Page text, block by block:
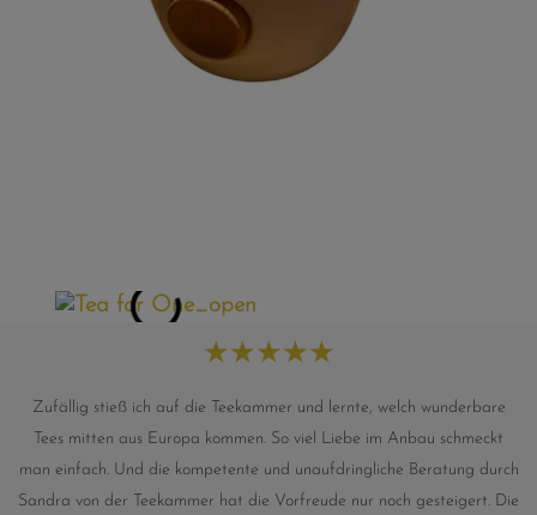
★★★★★
Zufällig stieß ich auf die Teekammer und lernte, welch wunderbare
Tees mitten aus Europa kommen. So viel Liebe im Anbau schmeckt
man einfach. Und die kompetente und unaufdringliche Beratung durch
Sandra von der Teekammer hat die Vorfreude nur noch gesteigert. Die